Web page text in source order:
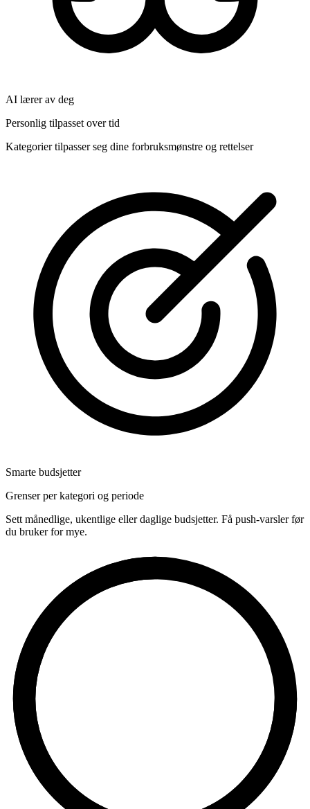
AI lærer av deg
Personlig tilpasset over tid
Kategorier tilpasser seg dine forbruksmønstre og rettelser
Smarte budsjetter
Grenser per kategori og periode
Sett månedlige, ukentlige eller daglige budsjetter. Få push-varsler før
du bruker for mye.